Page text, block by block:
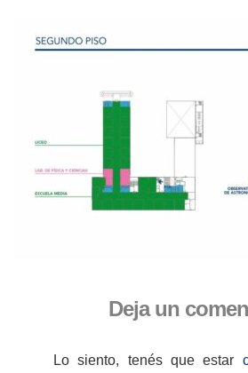
Deja un
Lo siento, tenés que estar